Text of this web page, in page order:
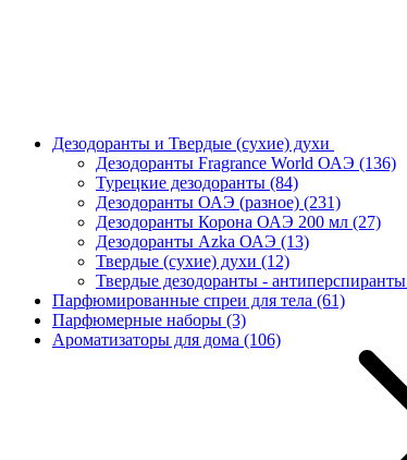
Дезодоранты и Твердые (сухие) духи
Дезодоранты Fragrance World ОАЭ (136)
Турецкие дезодоранты (84)
Дезодоранты ОАЭ (разное) (231)
Дезодоранты Корона ОАЭ 200 мл (27)
Дезодоранты Azka ОАЭ (13)
Твердые (сухие) духи (12)
Твердые дезодоранты - антиперспиранты
Парфюмированные спреи для тела (61)
Парфюмерные наборы (3)
Ароматизаторы для дома (106)